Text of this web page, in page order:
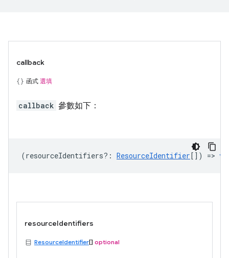
callback
函式 選填
callback 參數如下：
(resourceIdentifiers? : ResourceIdentifier[]) =>
resourceIdentifiers
ResourceIdentifier[] optional